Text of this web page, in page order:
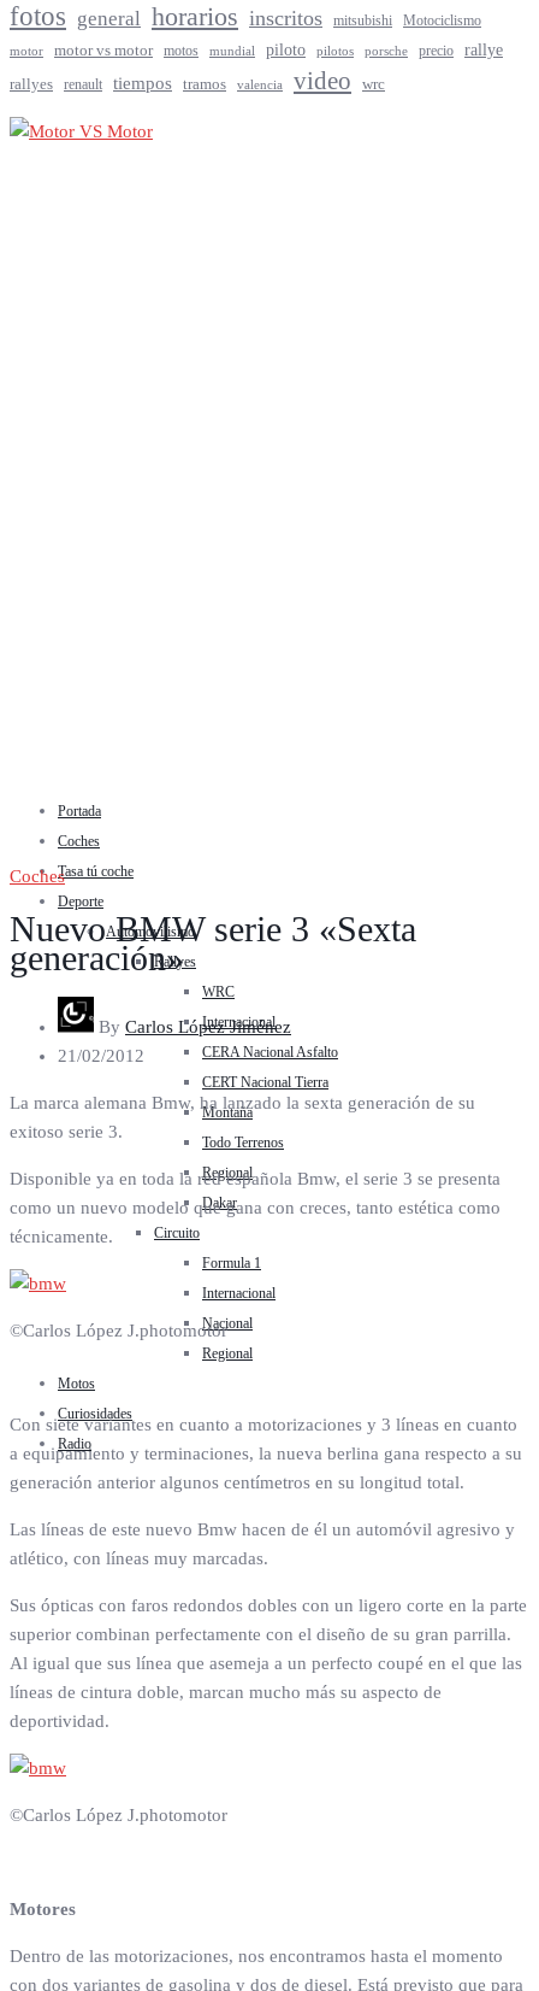
fotos general horarios inscritos mitsubishi Motociclismo
motor motor vs motor motos mundial piloto pilotos porsche precio rallye
rallyes renault tiempos tramos valencia video wrc
Portada
Coches
Tasa tú coche
Deporte
Automovilismo
Rallyes
WRC
Internacional
CERA Nacional Asfalto
CERT Nacional Tierra
Montaña
Todo Terrenos
Regional
Dakar
Circuito
Formula 1
Internacional
Nacional
Regional
Motos
Curiosidades
Radio
Coches
Nuevo BMW serie 3 «Sexta
generación»
By Carlos López Jiménez
21/02/2012
La marca alemana Bmw, ha lanzado la sexta generación de su
exitoso serie 3.
Disponible ya en toda la red española Bmw, el serie 3 se presenta
como un nuevo modelo que gana con creces, tanto estética como
técnicamente.
©Carlos López J.photomotor
Con siete variantes en cuanto a motorizaciones y 3 líneas en cuanto
a equipamiento y terminaciones, la nueva berlina gana respecto a su
generación anterior algunos centímetros en su longitud total.
Las líneas de este nuevo Bmw hacen de él un automóvil agresivo y
atlético, con líneas muy marcadas.
Sus ópticas con faros redondos dobles con un ligero corte en la parte
superior combinan perfectamente con el diseño de su gran parrilla.
Al igual que sus línea que asemeja a un perfecto coupé en el que las
líneas de cintura doble, marcan mucho más su aspecto de
deportividad.
©Carlos López J.photomotor
Motores
Dentro de las motorizaciones, nos encontramos hasta el momento
con dos variantes de gasolina y dos de diesel. Está previsto que para